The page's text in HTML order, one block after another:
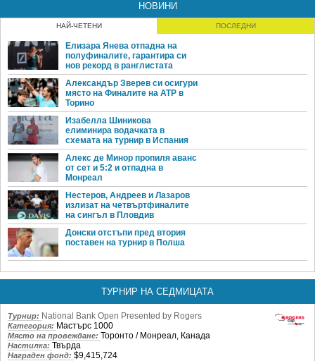
НОВИНИ
НАЙ-ЧЕТЕНИ ПОСЛЕДНИ
Елизара Янева отпадна на
полуфиналите, гарантира си
нов рекорд в ранглистата
Александър Зверев си осигури
място на Финалите на ATP в
Торино
Изабелла Шиникова
елиминира водачката в
схемата на турнир в Испания
Алекс де Минор пропиля аванс
от сет и 5:2 и отпадна в
Монреал
Нестеров, Андреев и Лазаров
излизат на четвъртфиналите
на сингъл в Пловдив
Донски отстъпи пред втория
поставен на турнир в Полша
ТУРНИР НА СЕДМИЦАТА
Турнир: National Bank Open Presented by Rogers
Категория: Мастърс 1000
Място на провеждане: Торонто / Монреал, Канада
Настилка: Твърда
Награден фонд: $9,415,724